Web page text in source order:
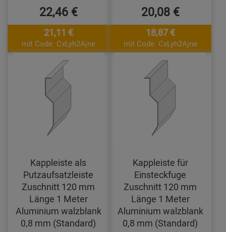
22,46 €
21,11 €
mit Code: CxLyh2Ajne
20,08 €
18,87 €
mit Code: CxLyh2Ajne
Kappleiste als
Putzaufsatzleiste
Zuschnitt 120 mm
Länge 1 Meter
Aluminium walzblank
0,8 mm (Standard)
Kappleiste für
Einsteckfuge
Zuschnitt 120 mm
Länge 1 Meter
Aluminium walzblank
0,8 mm (Standard)